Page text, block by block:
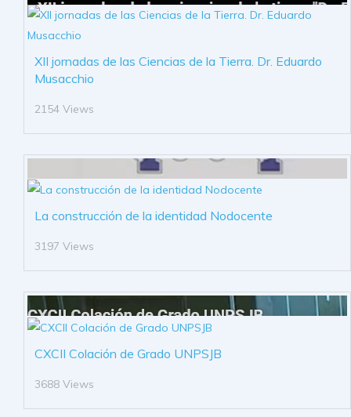
XII jornadas de las Ciencias de la Tierra. Dr. Eduardo
Musacchio
2154 Views
La construcción de la identidad Nodocente
3197 Views
CXCII Colación de Grado UNPSJB
3688 Views